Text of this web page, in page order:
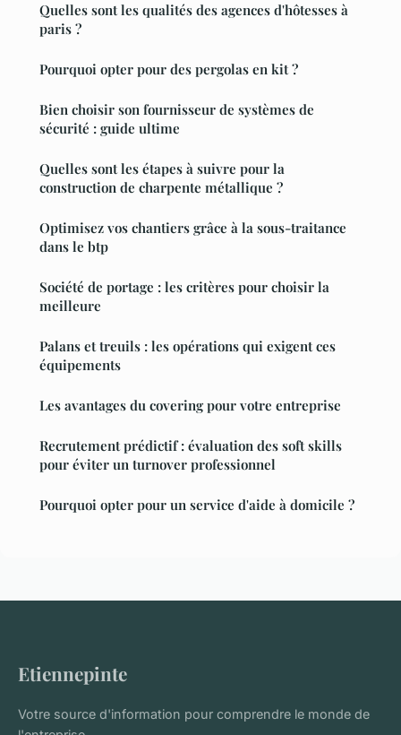
Quelles sont les qualités des agences d'hôtesses à
paris ?
Pourquoi opter pour des pergolas en kit ?
Bien choisir son fournisseur de systèmes de
sécurité : guide ultime
Quelles sont les étapes à suivre pour la
construction de charpente métallique ?
Optimisez vos chantiers grâce à la sous-traitance
dans le btp
Société de portage : les critères pour choisir la
meilleure
Palans et treuils : les opérations qui exigent ces
équipements
Les avantages du covering pour votre entreprise
Recrutement prédictif : évaluation des soft skills
pour éviter un turnover professionnel
Pourquoi opter pour un service d'aide à domicile ?
Etiennepinte
Votre source d'information pour comprendre le monde de